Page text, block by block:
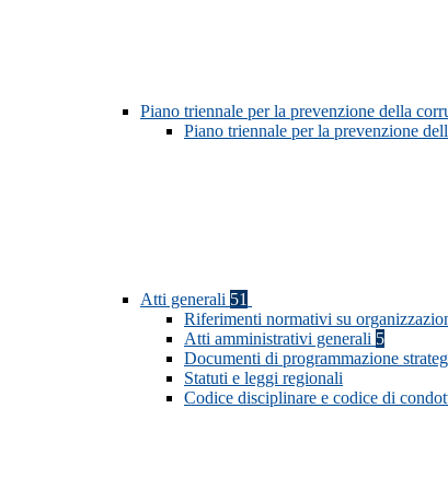
Piano triennale per la prevenzione della
Piano triennale per la prevenzione
Atti generali 51
Riferimenti normativi su
Atti amministrativi generali 5
Documenti di programmazione
Statuti e leggi regionali
Codice disciplinare e codice di